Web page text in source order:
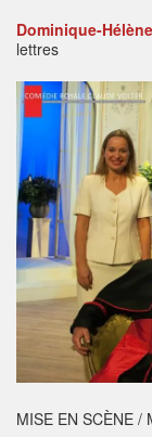
Dominique-
lettres
MISE EN SCÈNE /